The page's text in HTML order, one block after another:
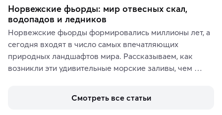
Норвежские фьорды: мир отвесных скал,
водопадов и ледников
Норвежские фьорды формировались миллионы лет, а
сегодня входят в число самых впечатляющих
природных ландшафтов мира. Рассказываем, как
возникли эти удивительные морские заливы, чем
включить в маршрут по Норвегии.
Смотреть все статьи